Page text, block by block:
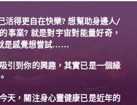
活得更自在快樂? 想幫助身邊人/
事業? 就是對宇宙對能量好奇，
是感覺想嘗試……
引到你的興趣，其實已是一個緣
天，關注身心靈健康已是近年的